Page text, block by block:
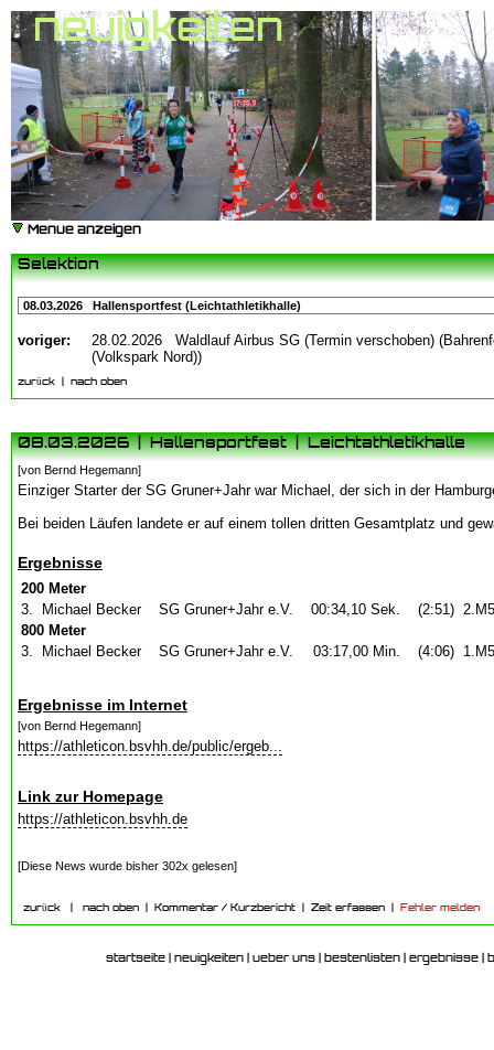
neuigkeiten
Menue anzeigen
Selektion
voriger:
28.02.2026 Waldlauf Airbus SG (Termin verschoben)
(Volkspark Nord))
zurück nach oben
08.03.2026 | Hallensportfest | Leichtathletikhalle
[von Bernd Hegemann]
Einziger Starter der SG Gruner+Jahr war Michael, der sich in der
Bei beiden Läufen landete er auf einem tollen dritten Gesamtplatz und
Ergebnisse
200 Meter
3.
Michael Becker SG Gruner+Jahr e.V. 00:34,10 Sek. (2:51)
800 Meter
3.
Michael Becker SG Gruner+Jahr e.V. 03:17,00 Min. (4:06)
Ergebnisse im Internet
[von Bernd Hegemann]
https://athleticon.bsvhh.de/public/ergeb...
Link zur Homepage
https://athleticon.bsvhh.de
[Diese News wurde bisher 302x gelesen]
zurück nach oben Kommentar / Kurzbericht Zeit erfassen Fehler melden
startseite neuigkeiten ueber uns bestenlisten ergebnisse